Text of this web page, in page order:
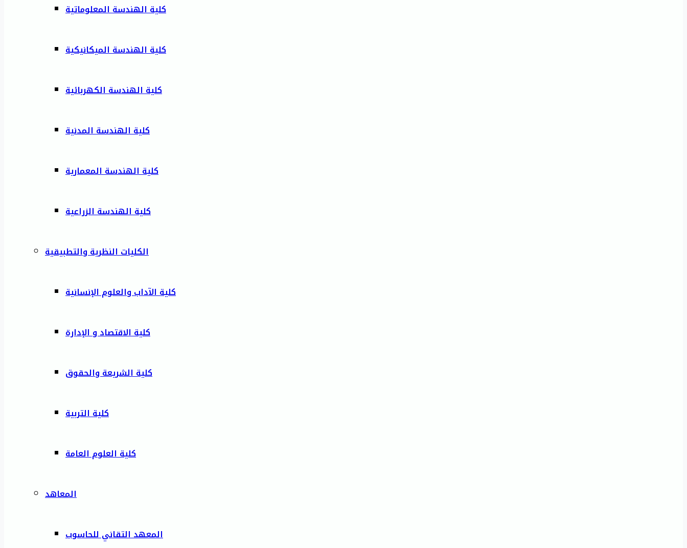
كلية الهندسة المعلوماتية
كلية الهندسة الميكانيكية
كلية الهندسة الكهربائية
كلية الهندسة المدنية
كلية الهندسة المعمارية
كلية الهندسة الزراعية
الكليات النظرية والتطبيقية
كلية الآداب والعلوم الإنسانية
كلية الاقتصاد و الإدارة
كلية الشريعة والحقوق
كلية التربية
كلية العلوم العامة
المعاهد
المعهد التقاني للحاسوب